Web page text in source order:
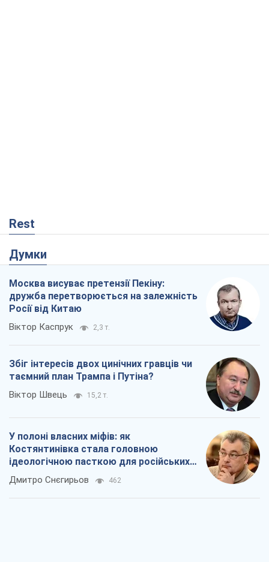
Rest
Думки
Москва висуває претензії Пекіну:
дружба перетворюється на залежність
Росії від Китаю
Віктор Каспрук 2,3 т.
Збіг інтересів двох цинічних гравців чи
таємний план Трампа і Путіна?
Віктор Швець 15,2 т.
У полоні власних міфів: як
Костянтинівка стала головною
ідеологічною пасткою для російських
окупантів
Дмитро Снєгирьов 462